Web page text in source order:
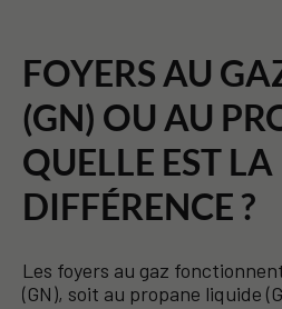
FOYERS AU
(GN) OU AU
QUELLE EST LA
DIFFÉRENCE ?
Les foyers au gaz
(GN), soit au propane liquide